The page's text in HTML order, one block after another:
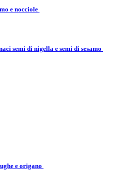
e nocciole
semi di nigella e semi di sesamo
e origano